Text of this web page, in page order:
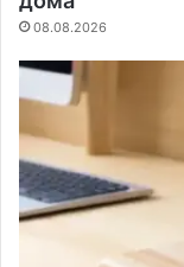
08.08.2026